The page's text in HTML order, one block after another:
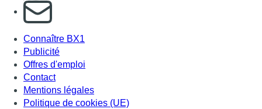
S'abonner à notre newsletter
Connaître BX1
Publicité
Offres d'emploi
Contact
Mentions légales
Politique de cookies (UE)